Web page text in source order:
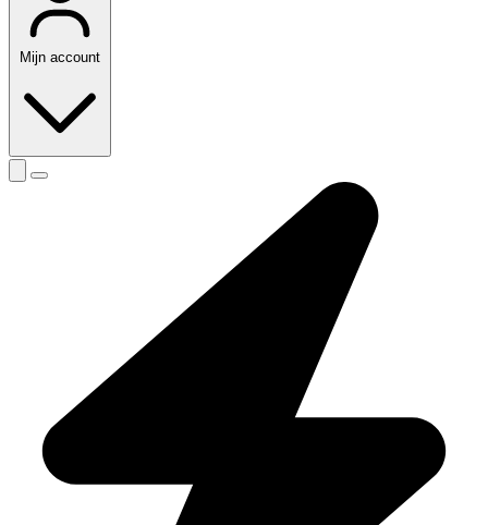
Mijn account